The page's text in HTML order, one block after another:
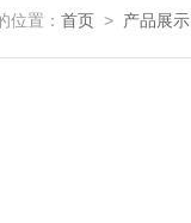
位置： 首页 > 产品展示